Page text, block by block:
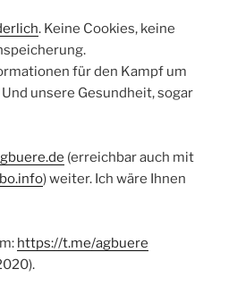
. Keine Cookies, keine
für den Kampf um
unsere Gesundheit, sogar
(erreichbar auch mit
) weiter. Ich wäre Ihnen
https://t.me/agbuere